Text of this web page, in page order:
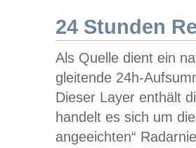
24 Stunden
Als Quelle dient ein
gleitende 24h-
Dieser Layer enthält
handelt es sich um
angeeichten“